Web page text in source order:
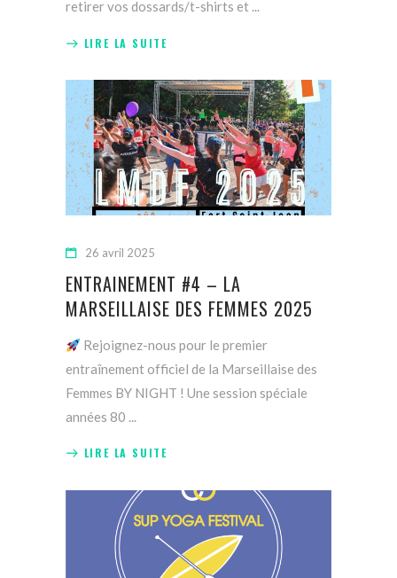
retirer vos dossards/t-shirts et
LIRE LA SUITE
26 avril 2025
ENTRAINEMENT #4 – LA
MARSEILLAISE DES FEMMES 2025
Rejoignez-nous pour le premier
entraînement officiel de la Marseillaise des
Femmes BY NIGHT ! Une session spéciale
années 80
LIRE LA SUITE